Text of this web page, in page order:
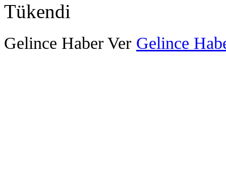
Tükendi
Gelince Haber Ver Gelince